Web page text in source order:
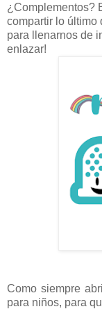
¿Complementos?
compartir lo último
para llenarnos de
enlazar!
Como siempre
para niños, para